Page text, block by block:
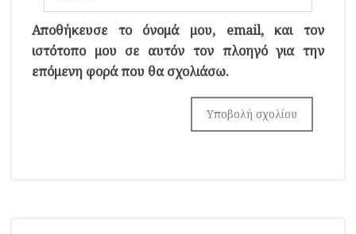
Αποθήκευσε το όνομά μου, email, και τον
ιστότοπο μου σε αυτόν τον πλοηγό για την
επόμενη φορά που θα σχολιάσω.